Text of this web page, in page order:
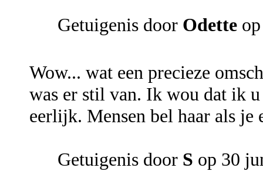
Getuigenis door Odette
Wow... wat een precieze
was er stil van. Ik wou dat ik
eerlijk. Mensen bel haar als
Getuigenis door S op 30